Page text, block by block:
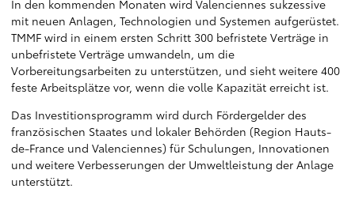
In den kommenden Monaten wird Valenciennes sukzessive
mit neuen Anlagen, Technologien und Systemen aufgerüstet.
TMMF wird in einem ersten Schritt 300 befristete Verträge in
unbefristete Verträge umwandeln, um die
Vorbereitungsarbeiten zu unterstützen, und sieht weitere 400
feste Arbeitsplätze vor, wenn die volle Kapazität erreicht ist.
Das Investitionsprogramm wird durch Fördergelder des
französischen Staates und lokaler Behörden (Region Hauts-
de-France und Valenciennes) für Schulungen, Innovationen
und weitere Verbesserungen der Umweltleistung der Anlage
unterstützt.